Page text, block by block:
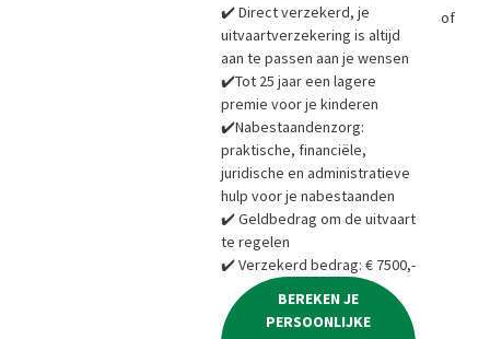
✔️ Direct verzekerd, je
uitvaartverzekering is altijd
aan te passen aan je wensen
✔️Tot 25 jaar een lagere
premie voor je kinderen
✔️Nabestaandenzorg:
praktische, financiële,
juridische en administratieve
hulp voor je nabestaanden
✔️ Geldbedrag om de uitvaart
te regelen
✔️ Verzekerd bedrag: € 7500,-
BEREKEN JE
PERSOONLIJKE
of